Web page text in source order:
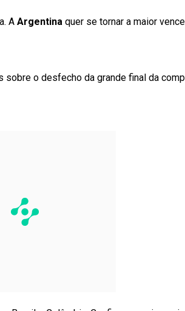
A Argentina quer se tornar a maior
o desfecho da grande final da